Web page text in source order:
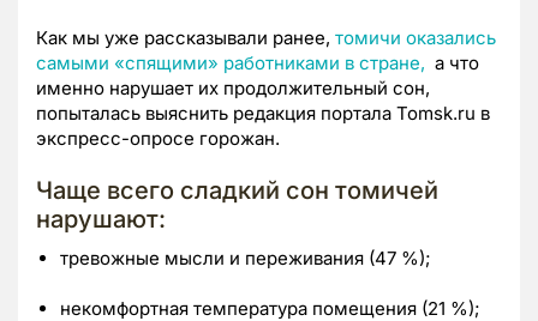
Как мы уже рассказывали ранее, томичи оказались
самыми «спящими» работниками в стране, а что
именно нарушает их продолжительный сон,
попыталась выяснить редакция портала Tomsk.ru в
экспресс-опросе горожан.
Чаще всего сладкий сон томичей
нарушают:
тревожные мысли и переживания (47 %);
некомфортная температура помещения (21 %);